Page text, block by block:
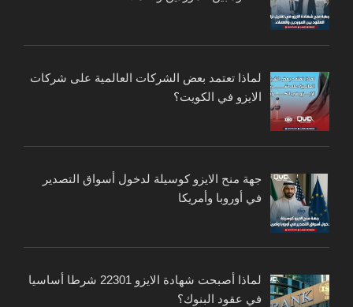
لماذا تعتمد بعض الشركات العالمية على شركات
الايزو في الكويت؟
جهة منح الايزو كوسيلة لدخول أسواق التصدير
في أوروبا وأمريكا
لماذا أصبحت شهادة الايزو 22301 شرطا أساسيا
في عقود البنوك؟